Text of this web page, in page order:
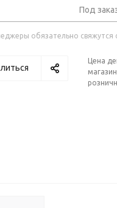
Под
обязательно свяжутся
Цена